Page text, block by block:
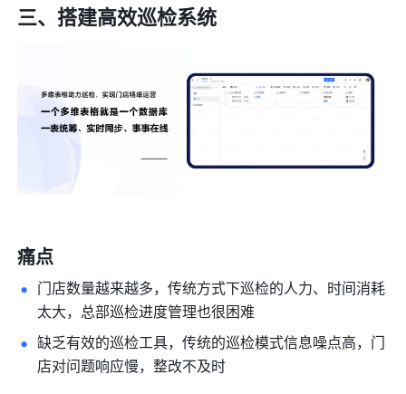
三、 搭建高效巡检系统
痛点
门店数量越来越多，传统方式下巡检的人力、时间消耗
太大，总部巡检进度管理也很困难
缺乏有效的巡检工具，传统的巡检模式信息噪点高，门
店对问题响应慢，整改不及时